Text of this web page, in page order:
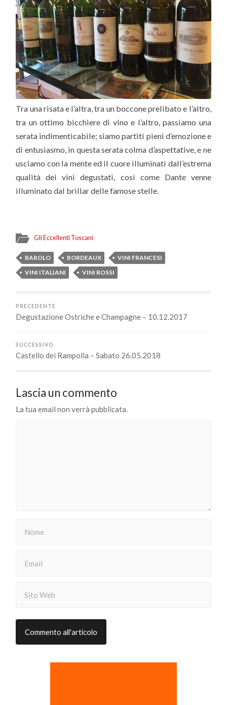
Tra una risata e l’altra, tra un boccone prelibato e l’altro,
tra un ottimo bicchiere di vino e l’altro, passiamo una
serata indimenticabile; siamo partiti pieni d’emozione e
di entusiasmo, in questa serata colma d’aspettative, e ne
usciamo con la mente ed il cuore illuminati dall’estrema
qualità dei vini degustati, così come Dante venne
illuminato dal brillar delle famose stelle.
Gli Eccellenti Toscani
BAROLO BORDEAUX
VINI FRANCESI
VINI ITALIANI
VINI ROSSI
PRECEDENTE
Degustazione Ostriche e Champagne – 10.12.2017
SUCCESSIVO
Castello dei Rampolla – Sabato 26.05.2018
Lascia un commento
La tua email non verrà pubblicata.